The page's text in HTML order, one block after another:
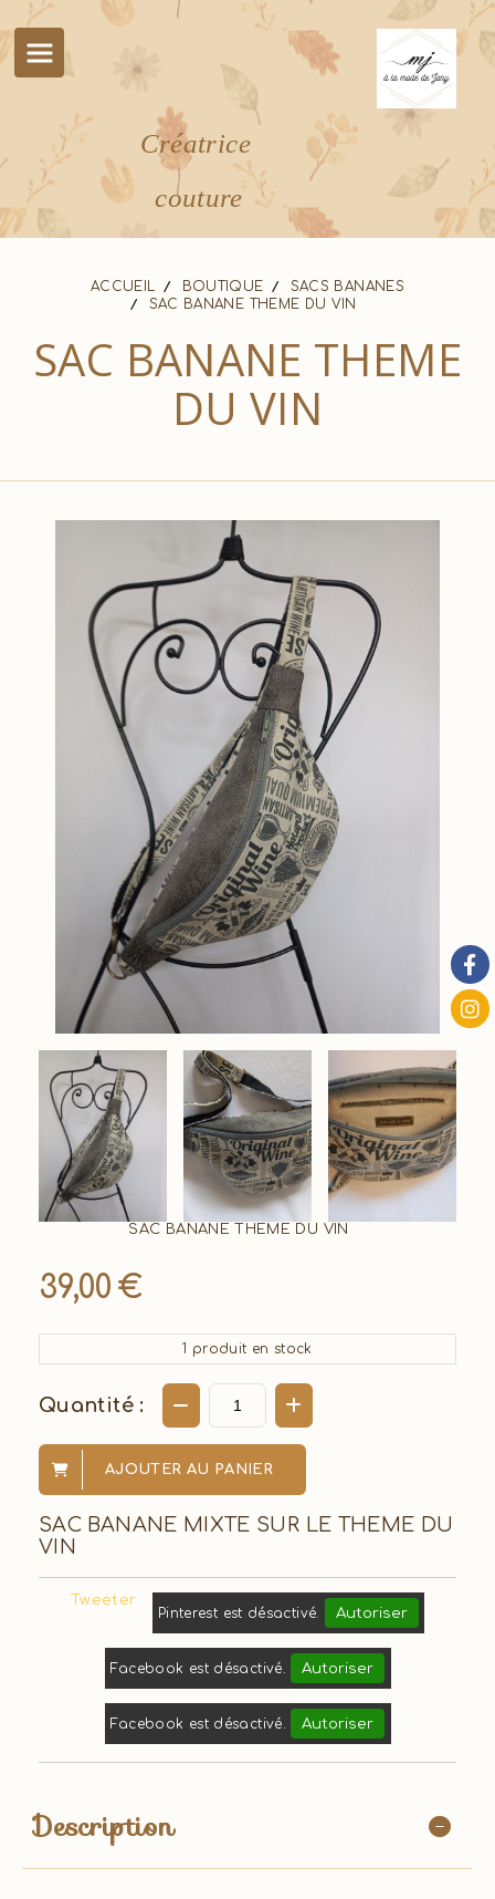
Créatrice
couture
ACCUEIL BOUTIQUE
SACS BANANES
SAC BANANE THEME DU VIN
SAC BANANE THEME
DU VIN
SAC BANANE THEME DU VIN
39,00 €
1 produit en stock
Quantité :
AJOUTER AU PANIER
SAC BANANE MIXTE SUR LE THEME DU
VIN
Tweeter
Pinterest est désactivé.
Autoriser
Facebook est désactivé. Autoriser
Facebook est désactivé. Autoriser
Description
Panneau de gestion des cookies